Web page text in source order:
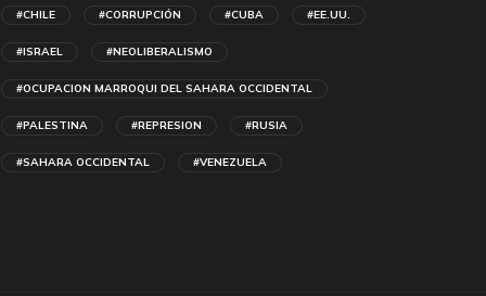
#CHILE #CORRUPCIÓN #CUBA #EE.UU.
#ISRAEL #NEOLIBERALISMO
#OCUPACION MARROQUI DEL SAHARA OCCIDENTAL
#PALESTINA #REPRESION #RUSIA
#SAHARA OCCIDENTAL #VENEZUELA